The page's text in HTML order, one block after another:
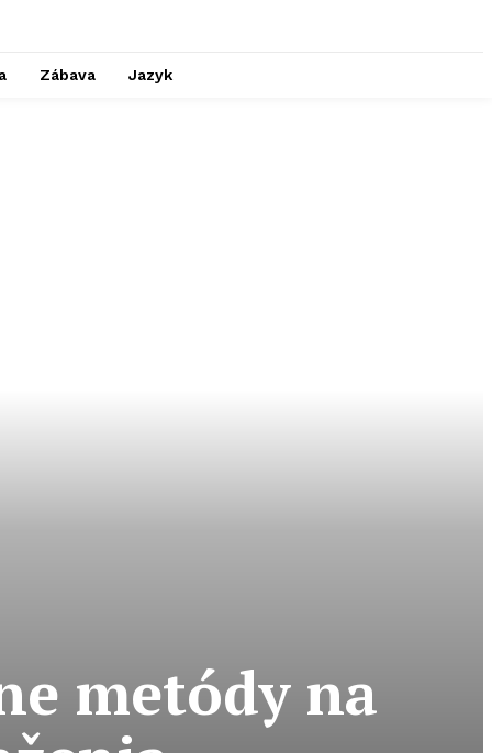
Zábava Jazyk
metódy na